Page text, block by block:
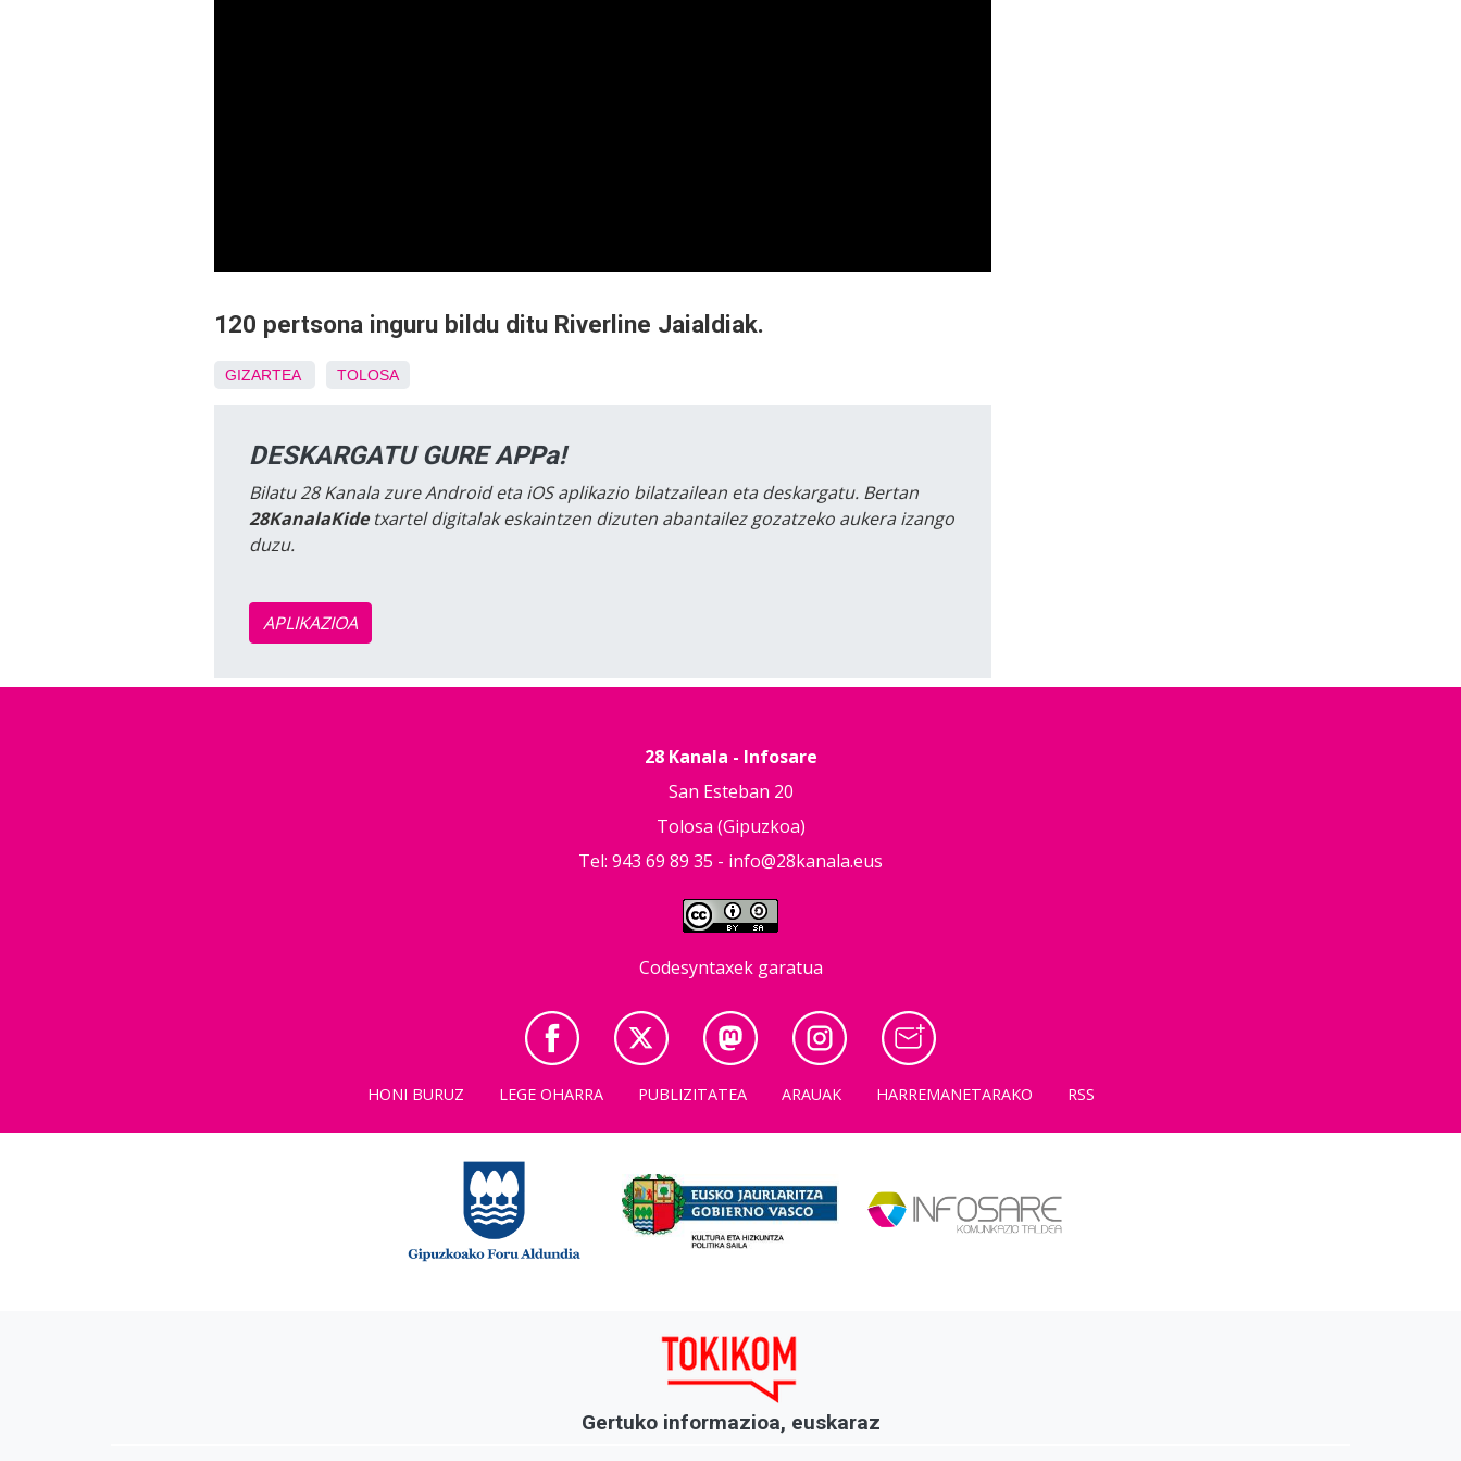
120 pertsona inguru bildu ditu Riverline Jaialdiak.
GIZARTEA TOLOSA
DESKARGATU GURE APPa!
Bilatu 28 Kanala zure Android eta iOS aplikazio bilatzailean eta deskargatu. Bertan
28KanalaKidetxartel digitalak eskaintzen dizuten abantailez gozatzeko aukera izango
duzu.
APLIKAZIOA
28 Kanala - Infosare
San Esteban 20
Tolosa (Gipuzkoa)
Tel: 943 69 89 35 - info@28kanala.eus
Codesyntaxek garatua
HONI BURUZ LEGE OHARRA PUBLIZITATEA ARAUAK HARREMANETARAKO RSS
Gertuko informazioa, euskaraz